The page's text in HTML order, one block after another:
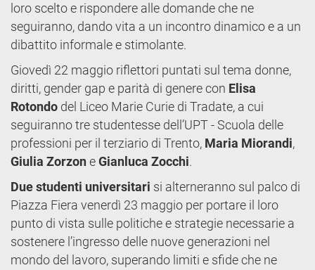
loro scelto e rispondere alle domande che ne
seguiranno, dando vita a un incontro dinamico e a un
dibattito informale e stimolante.
Giovedì 22 maggio riflettori puntati sul tema donne,
diritti, gender gap e parità di genere con Elisa
Rotondo del Liceo Marie Curie di Tradate, a cui
seguiranno tre studentesse dell’UPT - Scuola delle
professioni per il terziario di Trento, Maria Miorandi,
Giulia ZorzoneGianluca Zocchi.
Due studenti universitari si alterneranno sul palco di
Piazza Fiera venerdì 23 maggio per portare il loro
punto di vista sulle politiche e strategie necessarie a
sostenere l’ingresso delle nuove generazioni nel
mondo del lavoro, superando limiti e sfide che ne